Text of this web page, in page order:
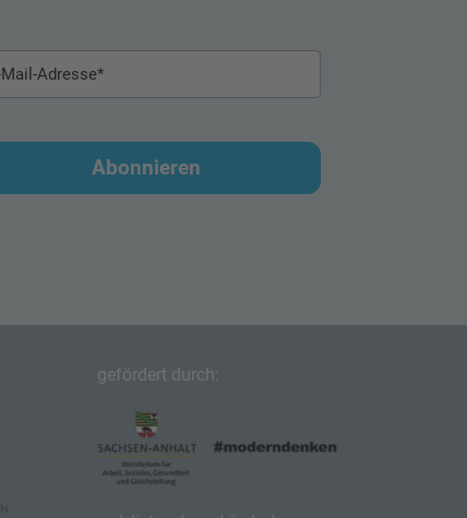
Abonnieren
gefördert durch:
Oft gestellte Fragen
Wie viele Menschen sind in Sachsen-Anhalt betroffen?
Unterstützt das Zentrum bei Anträgen (Pflegegrad,